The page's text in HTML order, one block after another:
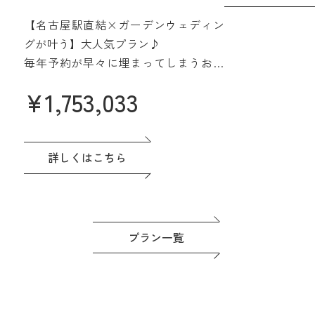
【名古屋駅直結×ガーデンウェディン
グが叶う】大人気プラン♪
毎年予約が早々に埋まってしまうお得
名駅直結&緑あふれる貸切会場。名古
屋城も一望できる眺望も人気です♪高
評価の料理は一番のおもてなし。
ドレスなど贅沢な特典つき◎準備もゆ
っくり進めよう！
¥1,753,033
詳しくはこちら
さらに魅力的に
プラン一覧